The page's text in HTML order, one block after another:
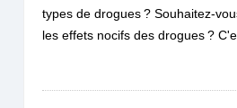
types de drogues ? Souhaitez-
les effets nocifs des drogues ?